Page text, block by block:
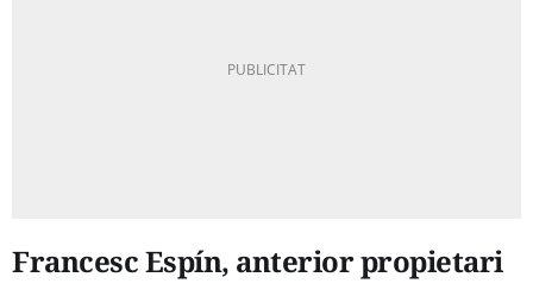
Francesc Espín, anterior propietari